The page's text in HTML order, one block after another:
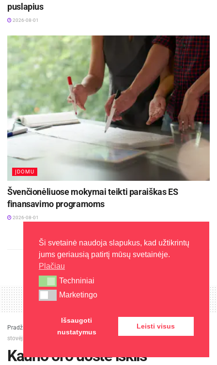
puslapius
2026-08-01
ĮDOMU
Švenčionėliuose mokymai teikti paraiškas ES
finansavimo programoms
2026-08-01
Pradžia
Kauno oro uoste iškils daugiaaukštė automobilių
stovėjimo aikštelė
Kauno oro uoste iškils
Ši svetainė naudoja slapukus, kad užtikrintų
jums geriausią patirtį mūsų svetainėje.
Plačiau
Techniniai
Techniniai
Marketingo
Marketingo
Išsaugoti
nustatymus
Leisti visus